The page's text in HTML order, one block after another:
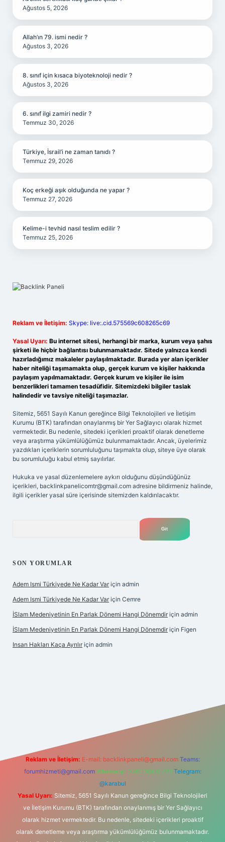
Ağustos 5, 2026
Allah’ın 79. ismi nedir ?
Ağustos 3, 2026
8. sınıf için kısaca biyoteknoloji nedir ?
Ağustos 3, 2026
6. sınıf ilgi zamiri nedir ?
Temmuz 30, 2026
Türkiye, İsrail’i ne zaman tanıdı ?
Temmuz 29, 2026
Koç erkeği aşık olduğunda ne yapar ?
Temmuz 27, 2026
Kelime-i tevhid nasıl teslim edilir ?
Temmuz 25, 2026
Reklam ve İletişim: Skype: live:.cid.575569c608265c69
Yasal Uyarı: Bu internet sitesi, herhangi bir marka, kurum veya şahıs
şirketi ile hiçbir bağlantısı bulunmamaktadır. Sitede yalnızca kendi
hazırladığımız makaleler paylaşılmaktadır. Burada yer alan içerikler
haber niteliği taşımamakta olup, gerçek kurum ve kişiler hakkında
paylaşım yapılmamaktadır. Gerçek kurum ve kişiler ile isim
benzerlikleri tamamen tesadüfidir. Sitemizdeki bilgiler taslak
halindedir ve tavsiye niteliği taşımazlar.
Sitemiz, 5651 Sayılı Kanun gereğince Bilgi Teknolojileri ve İletişim
Kurumu (BTK) tarafından onaylanmış bir Yer Sağlayıcı olarak hizmet
vermektedir. Bu nedenle, sitedeki içerikleri proaktif olarak denetleme
veya araştırma yükümlülüğümüz bulunmamaktadır. Ancak, üyelerimiz
yazdıkları içeriklerin sorumluluğunu taşımakta olup, siteye üye olarak
bu sorumluluğu kabul etmiş sayılırlar.
Hukuka ve yasal düzenlemelere aykırı olduğunu düşündüğünüz
içerikleri, backlinkpanelicomtr@gmail.com adresine bildirmeniz halinde,
ilgili içerikler yasal süre içerisinde sitemizden kaldırılacaktır.
SON YORUMLAR
Adem Ismi Türkiyede Ne Kadar Var için admin
Adem Ismi Türkiyede Ne Kadar Var için Cemre
İSlam Medeniyetinin En Parlak Dönemi Hangi Dönemdir için admin
İSlam Medeniyetinin En Parlak Dönemi Hangi Dönemdir için Figen
Insan Hakları Kaça Ayrılır için admin
Reklam ve İletişim: E-mail: backlinkpaneli@gmail.com Teams:
forumhizmeti@gmail.com Whatsapp: 0262 606 0 726 Telegram:
@karabul
Yasal Uyarı: Sitemiz, 5651 Sayılı Kanun gereğince Bilgi Teknolojileri
ve İletişim Kurumu (BTK) tarafından onaylanmış bir Yer Sağlayıcı
olarak hizmet vermektedir. Bu nedenle, sitedeki içerikleri proaktif
olarak denetleme veya araştırma yükümlülüğümüz bulunmamaktadır.